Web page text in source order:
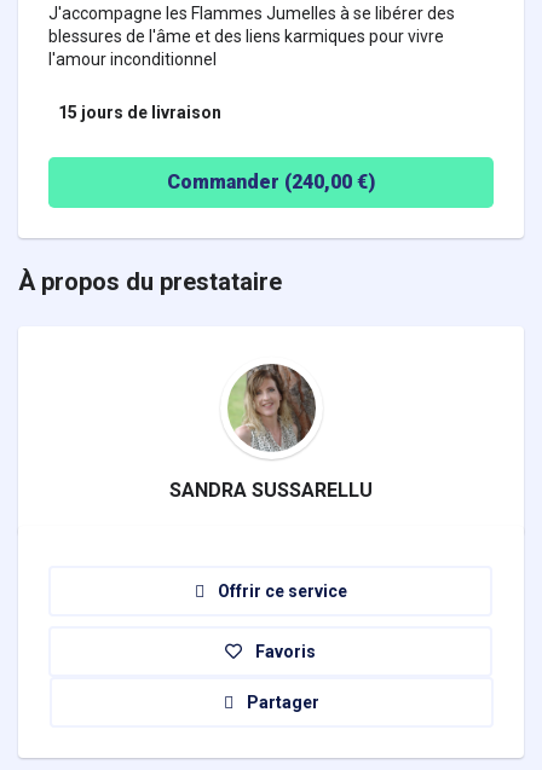
J'accompagne les Flammes Jumelles à se libérer des
blessures de l'âme et des liens karmiques pour vivre
l'amour inconditionnel
15 jours de livraison
Commander (240,00 €)
À propos du prestataire
SANDRA SUSSARELLU
Offrir ce service
Favoris
Partager